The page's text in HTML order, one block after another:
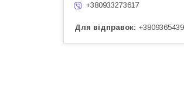
+380933273617
Для відправок